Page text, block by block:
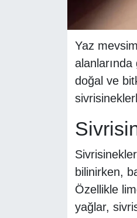
Yaz
doğal ve
bilinirken,
Özellikle
yağlar,